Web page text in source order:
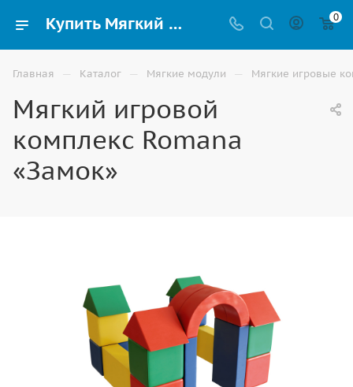
Купить Мягкий игровой комплекс Romana «Замок» для детей в Элисте 0
Главная — Каталог — Мягкие модули — Мягкие игровые
Мягкий игровой
комплекс Romana
«Замок»